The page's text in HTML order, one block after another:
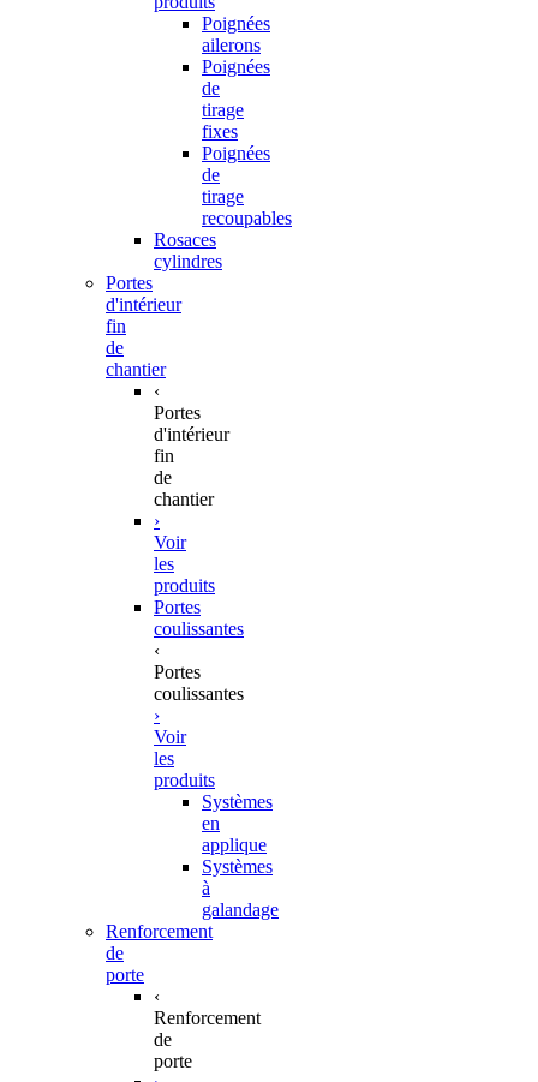
Poignées
ailerons
Poignées
de
tirage
fixes
Poignées
de
tirage
recoupables
Rosaces
cylindres
Portes
d'intérieur
fin
de
chantier
‹
Portes
d'intérieur
fin
de
chantier
›
Voir
les
produits
Portes
coulissantes
‹
Portes
coulissantes
›
Voir
les
produits
Systèmes
en
applique
Systèmes
à
galandage
Renforcement
de
porte
‹
Renforcement
de
porte